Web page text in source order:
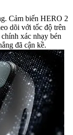
Cảm biến HERO 2
dõi với tốc độ trên
xác nhạy bén
đã cận kề.